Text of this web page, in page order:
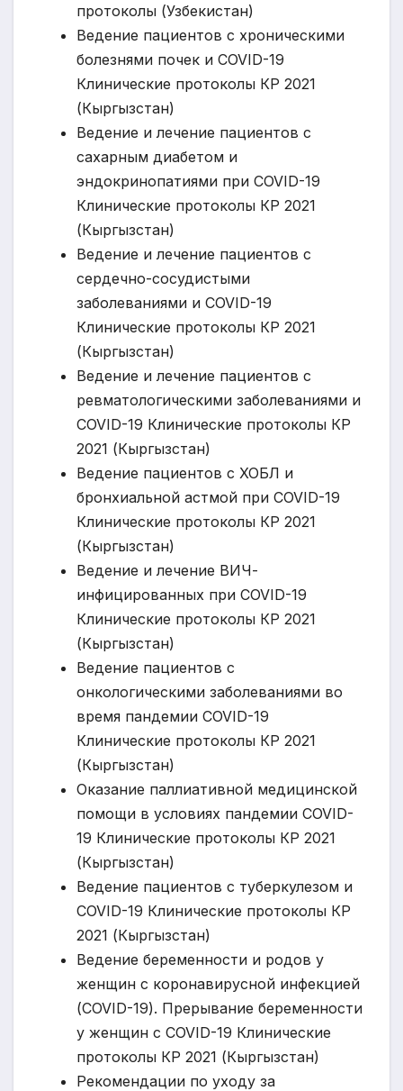
протоколы (Узбекистан)
Ведение пациентов с хроническими
болезнями почек и COVID-19
Клинические протоколы КР 2021
(Кыргызстан)
Ведение и лечение пациентов с
сахарным диабетом и
эндокринопатиями при COVID-19
Клинические протоколы КР 2021
(Кыргызстан)
Ведение и лечение пациентов с
сердечно-сосудистыми
заболеваниями и COVID-19
Клинические протоколы КР 2021
(Кыргызстан)
Ведение и лечение пациентов с
ревматологическими заболеваниями и
COVID-19 Клинические протоколы КР
2021 (Кыргызстан)
Ведение пациентов с ХОБЛ и
бронхиальной астмой при COVID-19
Клинические протоколы КР 2021
(Кыргызстан)
Ведение и лечение ВИЧ-
инфицированных при COVID-19
Клинические протоколы КР 2021
(Кыргызстан)
Ведение пациентов с
онкологическими заболеваниями во
время пандемии COVID-19
Клинические протоколы КР 2021
(Кыргызстан)
Оказание паллиативной медицинской
помощи в условиях пандемии COVID-
19 Клинические протоколы КР 2021
(Кыргызстан)
Ведение пациентов с туберкулезом и
COVID-19 Клинические протоколы КР
2021 (Кыргызстан)
Ведение беременности и родов у
женщин с коронавирусной инфекцией
(COVID-19). Прерывание беременности
у женщин с COVID-19 Клинические
протоколы КР 2021 (Кыргызстан)
Рекомендации по уходу за